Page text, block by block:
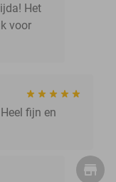
Het
voor
fijn en